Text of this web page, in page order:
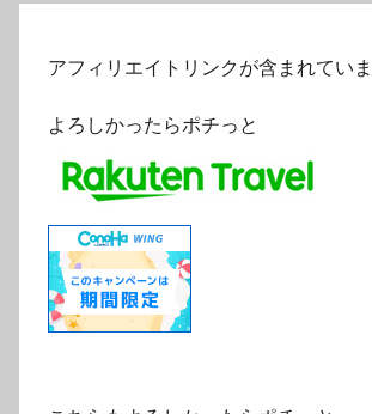
アフィリエイトリンクが含まれていま
よろしかったらポチっと